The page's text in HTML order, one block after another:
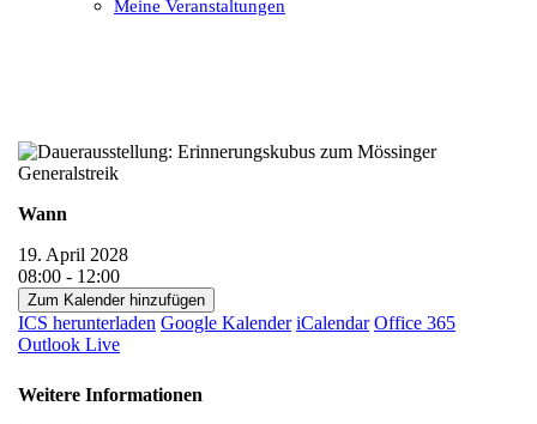
Meine Veranstaltungen
Wann
19. April 2028
08:00 - 12:00
Zum Kalender hinzufügen
ICS herunterladen Google Kalender iCalendar Office 365
Outlook Live
Weitere Informationen